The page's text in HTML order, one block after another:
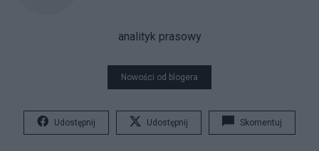
analityk prasowy
Nowości od blogera
Udostępnij Udostępnij Skomentuj